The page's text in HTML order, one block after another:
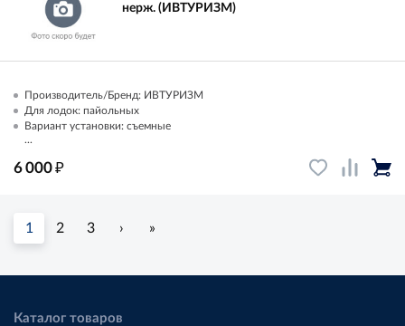
нерж. (ИВТУРИЗМ)
Производитель/Бренд: ИВТУРИЗМ
Для лодок: пайольных
Вариант установки: съемные
...
6 000₽
1 2 3 › »
Каталог товаров